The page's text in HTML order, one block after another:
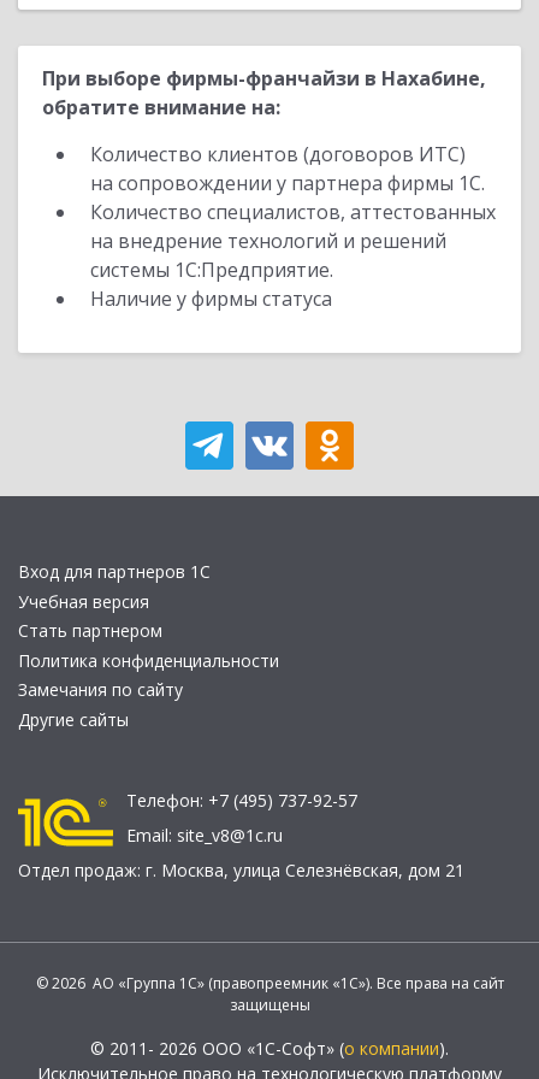
При выборе фирмы-франчайзи в Нахабине,
обратите внимание на:
Количество клиентов (договоров ИТС)
на сопровождении у партнера фирмы 1С.
Количество специалистов, аттестованных
на внедрение технологий и решений
системы 1С:Предприятие.
Наличие у фирмы статуса
Вход для партнеров 1С
Учебная версия
Стать партнером
Политика конфиденциальности
Замечания по сайту
Другие сайты
Телефон: +7 (495) 737-92-57
Email: site_v8@1c.ru
Отдел продаж: г. Москва, улица Селезнёвская, дом 21
© 2026 АО «Группа 1С» (правопреемник «1С»). Все права на сайт
защищены
© 2011- 2026 ООО «1С-Софт» (о компании).
Исключительное право на технологическую платформу